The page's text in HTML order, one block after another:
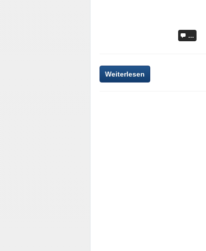
…
Weiterlesen